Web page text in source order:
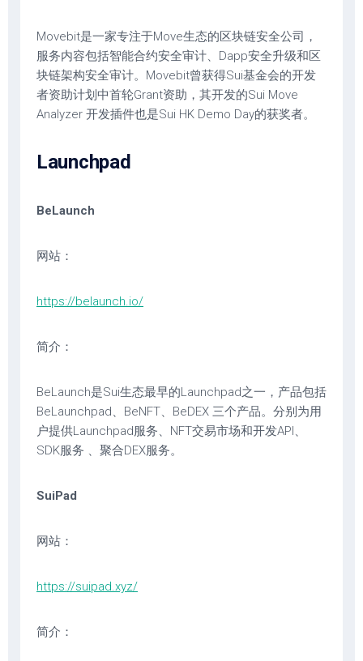
Movebit是一家专注于Move生态的区块链安全公司，
服务内容包括智能合约安全审计、Dapp安全升级和区
块链架构安全审计。Movebit曾获得Sui基金会的开发
者资助计划中首轮Grant资助，其开发的Sui Move
Analyzer 开发插件也是Sui HK Demo Day的获奖者。
Launchpad
BeLaunch
网站：
https://belaunch.io/
简介：
BeLaunch是Sui生态最早的Launchpad之一，产品包括
BeLaunchpad、BeNFT、BeDEX 三个产品。分别为用
户提供Launchpad服务、NFT交易市场和开发API、
SDK服务 、聚合DEX服务。
SuiPad
网站：
https://suipad.xyz/
简介：